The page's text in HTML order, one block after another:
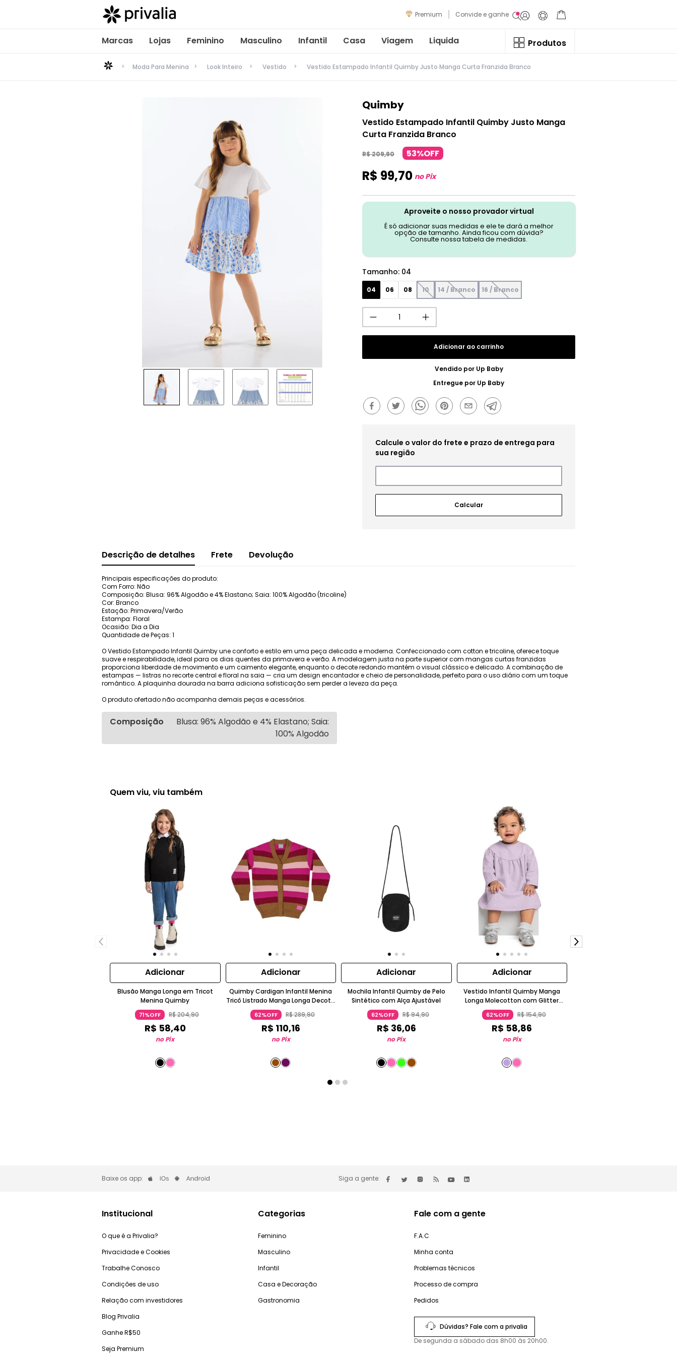
Premium Convide e ganhe
Marcas Lojas Feminino Masculino Infantil Casa Viagem Liquida Produtos
Moda Para Menina Look Inteiro Vestido Vestido Estampado Infantil Quimby Justo Manga Curta Franzida Branco
Quimby
Vestido Estampado Infantil Quimby Justo Manga
Curta Franzida Branco
R$209,90 53%OFF
R$ 99,70 no Pix
Aproveite o nosso provador virtual
É só adicionar suas medidas e ele te dará a melhor
opção de tamanho. Ainda ficou com dúvida?
Consulte nossa tabela de medidas.
Tamanho: 04
04 06 08 10 14 / Branco 16 / Branco
Adicionar ao carrinho
Vendido por Up Baby
Entregue por Up Baby
Descrição de detalhes Frete Devolução
Principais especificações do produto:
Com Forro: Não
Composição: Blusa: 96% Algodão e 4% Elastano; Saia: 100% Algodão (tricoline)
Cor: Branco
Estação: Primavera/Verão
Estampa: Floral
Ocasião: Dia a Dia
Quantidade de Peças: 1
O Vestido Estampado Infantil Quimby une conforto e estilo em uma peça delicada e moderna. Confeccionado com cotton e tricoline, oferece toque
suave e respirabilidade, ideal para os dias quentes da primavera e verão. A modelagem justa na parte superior com mangas curtas franzidas
proporciona liberdade de movimento e um caimento elegante, enquanto o decote redondo mantém o visual clássico e delicado. A combinação de
estampas — listras no recorte central e floral na saia — cria um design encantador e cheio de personalidade, perfeito para o uso diário com um toque
romântico. A plaquinha dourada na barra adiciona sofisticação sem perder a leveza da peça.
O produto ofertado não acompanha demais peças e acessórios.
Composição
Blusa: 96% Algodão e 4% Elastano; Saia:
100% Algodão
Quem viu, viu também
Adicionar
Blusão Manga Longa em Tricot
Menina Quimby
71%OFF R$204,90
R$ 58,40
no Pix
Adicionar
Quimby Cardigan Infantil Menina
Tricô Listrado Manga Longa Decote
V com Botões
62%OFF R$289,90
R$ 110,16
no Pix
Adicionar
Mochila Infantil Quimby de Pelo
Sintético com Alça Ajustável
62%OFF R$94,90
R$ 36,06
no Pix
Adicionar
Vestido Infantil Quimby Manga
Longa Molecotton com Glitter
Outono Inverno
62%OFF R$154,90
R$ 58,86
no Pix
Baixe os app: Siga a gente:
Institucional
O que é a Privalia?
Privacidade e Cookies
Trabalhe Conosco
Condições de uso
Relação com investidores
Blog Privalia
Ganhe R$50
Seja Premium
Categorias
Feminino
Masculino
Infantil
Casa e Decoração
Gastronomia
Fale com a gente
F.A.C
Minha conta
Problemas técnicos
Processo de compra
Pedidos
Dúvidas? Fale com a privalia
De segunda a sábado das 8h00 às 20h00.